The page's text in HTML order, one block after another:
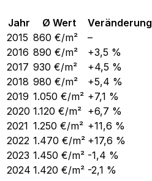
Jahr Ø Wert
Veränderung
2015 860 €/m²
–
2016 890 €/m²
+3,5 %
2017 930 €/m²
+4,5 %
2018 980 €/m²
+5,4 %
2019 1.050 €/m² +7,1 %
2020 1.120 €/m² +6,7 %
2021 1.250 €/m² +11,6 %
2022 1.470 €/m² +17,6 %
2023 1.450 €/m² -1,4 %
2024 1.420 €/m² -2,1 %